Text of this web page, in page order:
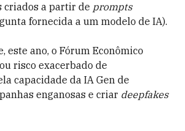
criados a partir de prompts
fornecida a um modelo de IA).
este ano, o Fórum Econômico
risco exacerbado de
capacidade da IA Gen de
enganosas e criar deepfakes